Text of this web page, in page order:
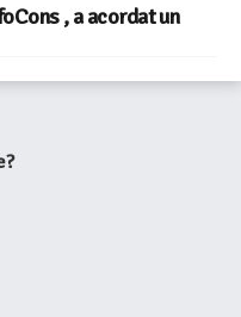
, a acordat un